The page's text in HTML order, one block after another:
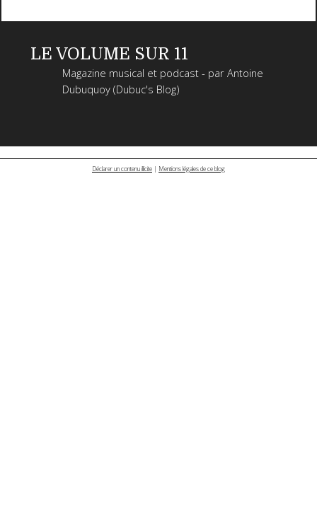
LE VOLUME SUR 11
Magazine musical et podcast - par Antoine
Dubuquoy (Dubuc's Blog)
Déclarer un contenu illicite | Mentions légales de ce blog